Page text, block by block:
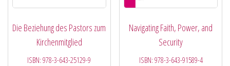
Die Beziehung des Pastors zum
Kirchenmitglied
ISBN:978-3-643-25129-9
Navigating Faith, Power, and
Security
ISBN: 978-3-643-91589-4